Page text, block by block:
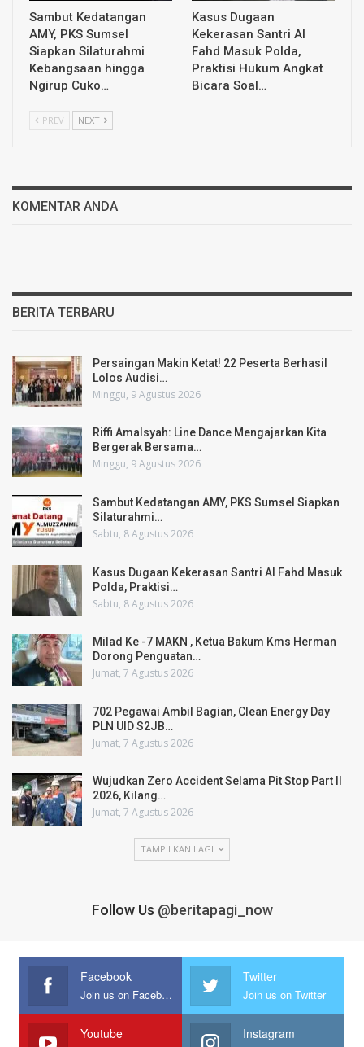
Sambut Kedatangan
AMY, PKS Sumsel
Siapkan Silaturahmi
Kebangsaan hingga
Ngirup Cuko…
Kasus Dugaan
Kekerasan Santri Al
Fahd Masuk Polda,
Praktisi Hukum Angkat
Bicara Soal…
PREV NEXT
KOMENTAR ANDA
BERITA TERBARU
Persaingan Makin Ketat! 22 Peserta Berhasil
Lolos Audisi…
Minggu, 9 Agustus 2026
Riffi Amalsyah: Line Dance Mengajarkan Kita
Bergerak Bersama…
Minggu, 9 Agustus 2026
Sambut Kedatangan AMY, PKS Sumsel Siapkan
Silaturahmi…
Sabtu, 8 Agustus 2026
Kasus Dugaan Kekerasan Santri Al Fahd Masuk
Polda, Praktisi…
Sabtu, 8 Agustus 2026
Milad Ke -7 MAKN , Ketua Bakum Kms Herman
Dorong Penguatan…
Jumat, 7 Agustus 2026
702 Pegawai Ambil Bagian, Clean Energy Day
PLN UID S2JB…
Jumat, 7 Agustus 2026
Wujudkan Zero Accident Selama Pit Stop Part II
2026, Kilang…
Jumat, 7 Agustus 2026
TAMPILKAN LAGI
Follow Us @beritapagi_now
Facebook
Join us on Facebook
Twitter
Join us on Twitter
Youtube Instagram